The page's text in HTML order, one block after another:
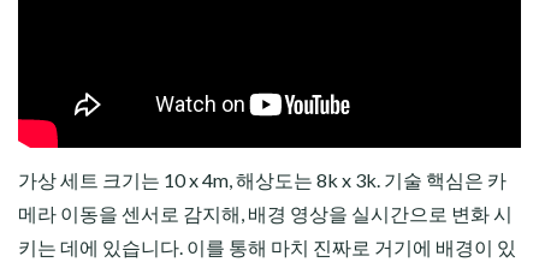
가상 세트 크기는 10 x 4m, 해상도는 8k x 3k. 기술 핵심은 카
메라 이동을 센서로 감지해, 배경 영상을 실시간으로 변화 시
키는 데에 있습니다. 이를 통해 마치 진짜로 거기에 배경이 있